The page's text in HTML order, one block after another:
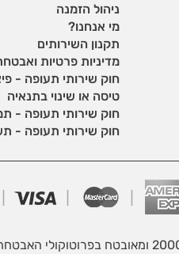
ניהול הזמנה
מי אנחנו?
תקנון השירותים
מדיניות פרטיות
חוק שירותי תעופה -
טיסה או שינוי בתנאיה
חוק שירותי תעופה -
חוק שירותי תעופה -